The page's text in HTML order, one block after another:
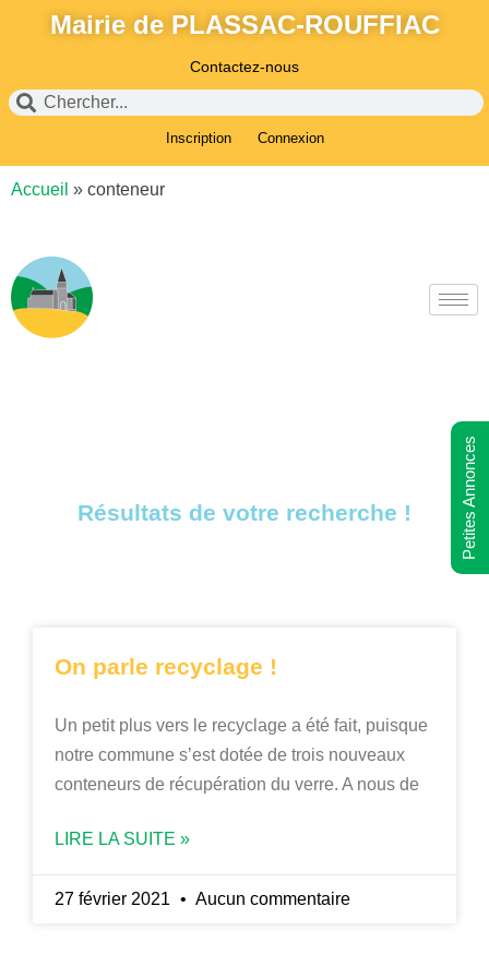
Mairie de PLASSAC-ROUFFIAC
Contactez-nous
Inscription Connexion
Accueil » conteneur
Résultats de votre recherche !
On parle recyclage !
Un petit plus vers le recyclage a été fait, puisque
notre commune s’est dotée de trois nouveaux
conteneurs de récupération du verre. A nous de
LIRE LA SUITE »
27 février 2021 Aucun commentaire
Petites Annonces